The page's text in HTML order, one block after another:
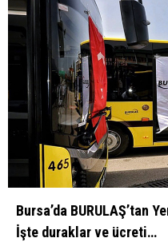
Bursa’da BURULAŞ’tan
İşte duraklar ve ücreti…